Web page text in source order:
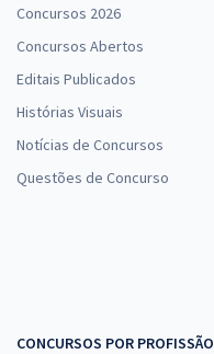
Concursos 2026
Concursos Abertos
Editais Publicados
Histórias Visuais
Notícias de Concursos
Questões de Concurso
CONCURSOS POR PROFISSÃO